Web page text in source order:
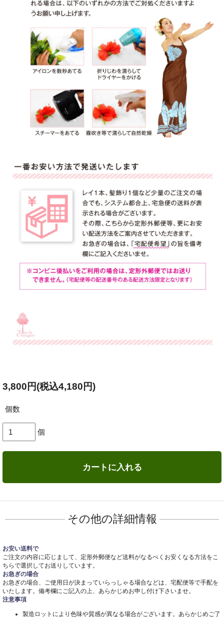
3,800円(税込4,180円)
個数
個
カートに入れる
その他の詳細情報
お安い送料で
ご注文の内容に応じまして、定形外郵便など送料がなるべくお安くなる方法をこ
ちらで選択してお送りしています。
お急ぎの場合
お急ぎの場合、ご使用日が決まっていらっしゃる場合などは、宅配便等で手配を
いたします。備考欄にご記入の上、あらかじめお申し付け下さいませ。
注意事項
製造ロットにより色味や質感が異なる場合がございます。あらかじめご了